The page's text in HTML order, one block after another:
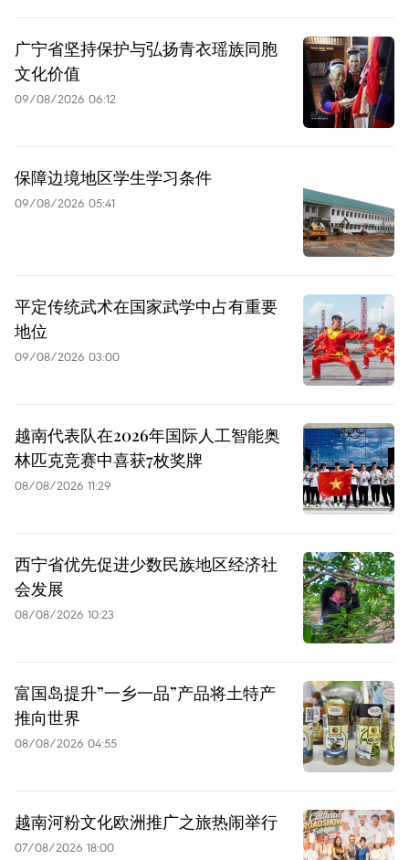
广宁省坚持保护与弘扬青衣瑶族同胞
文化价值
09/08/2026 06:12
保障边境地区学生学习条件
09/08/2026 05:41
平定传统武术在国家武学中占有重要
地位
09/08/2026 03:00
越南代表队在2026年国际人工智能奥
林匹克竞赛中喜获7枚奖牌
08/08/2026 11:29
西宁省优先促进少数民族地区经济社
会发展
08/08/2026 10:23
富国岛提升”一乡一品”产品将土特产
推向世界
08/08/2026 04:55
越南河粉文化欧洲推广之旅热闹举行
07/08/2026 18:00